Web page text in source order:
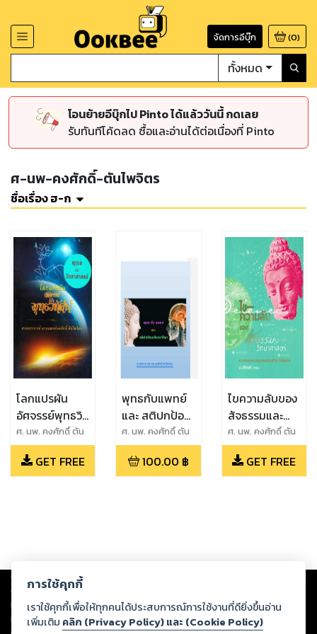
จัดการอีบุ๊ก (0)
ทั้งหมด
โอนย้ายอีบุ๊กไป Pinto ได้แล้ววันนี้ กดเลย
รับทันทีโค้ดลด ซื้อและอ่านได้ต่อเนื่องที่ Pinto
ศ-นพ-คงศักดิ์-ตันไพจิตร
ชื่อเรื่อง ฮ-ก
โลกแปรผัน
อัศจรรย์พุทธวิ
ทัศน์ พุทธ กับ
วิทยาศาสตร์
ศ. นพ. คงศักดิ์ ตัน
ไพจิตร
GET FREE
พุทธกับแพทย์
และ สติปกป้อง
เยียวยาโลก
ศ. นพ. คงศักดิ์ ตัน
ไพจิตร
100.00 ฿
ไขความลับของ
สัจธรรมและ
วิทยาศาสตร์
ศ. นพ. คงศักดิ์ ตัน
ไพจิตร
GET FREE
Copyright © 2026
ต่อผลงานหรือเนื้อหาใดที่อัปโหลดผ่านเว็บไซต์และปรากฏว่าละเมิดสิทธิใน
ทรัพย์สินทางปัญญาของบุคคลอื่นหรือขัดต่อกฎหมายและศีลธรรม ดังนั้น ผู้อ่าน
ทุกท่านโปรดใช้วิจารณญาณในการกลั่นกรองด้วยตนเอง และหากท่านพบว่าส่วน
การใช้คุกกี้
เราใช้คุกกี้เพื่อให้ทุกคนได้ประสบการณ์การใช้งานที่ดียิ่งขึ้นอ่าน
เพิ่มเติม คลิก (Privacy Policy) และ (Cookie Policy)